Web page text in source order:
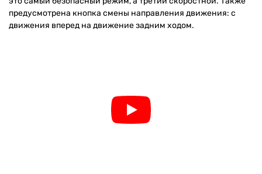
предусмотрена кнопка смены направления движения: с
движения вперед на движение задним ходом.